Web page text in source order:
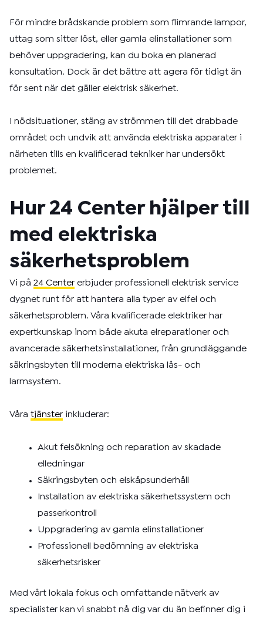
För mindre brådskande problem som flimrande lampor,
uttag som sitter löst, eller gamla elinstallationer som
behöver uppgradering, kan du boka en planerad
konsultation. Dock är det bättre att agera för tidigt än
för sent när det gäller elektrisk säkerhet.
I nödsituationer, stäng av strömmen till det drabbade
området och undvik att använda elektriska apparater i
närheten tills en kvalificerad tekniker har undersökt
problemet.
Hur 24 Center hjälper till
med elektriska
säkerhetsproblem
Vi på 24 Center erbjuder professionell elektrisk service
dygnet runt för att hantera alla typer av elfel och
säkerhetsproblem. Våra kvalificerade elektriker har
expertkunskap inom både akuta elreparationer och
avancerade säkerhetsinstallationer, från grundläggande
säkringsbyten till moderna elektriska lås- och
larmsystem.
Våra tjänster inkluderar:
Akut felsökning och reparation av skadade
elledningar
Säkringsbyten och elskåpsunderhåll
Installation av elektriska säkerhetssystem och
passerkontroll
Uppgradering av gamla elinstallationer
Professionell bedömning av elektriska
säkerhetsrisker
Med vårt lokala fokus och omfattande nätverk av
specialister kan vi snabbt nå dig var du än befinner dig i